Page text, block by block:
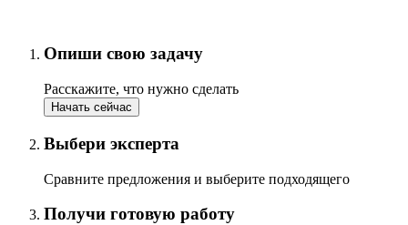
Опиши свою задачу
Расскажите, что нужно сделать
Начать сейчас
Выбери эксперта
Сравните предложения и выберите подходящего
Получи готовую работу